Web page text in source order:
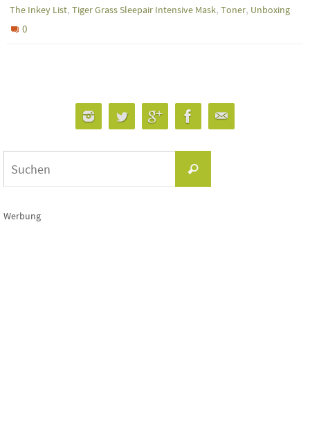
The Inkey List, Tiger Grass Sleepair Intensive Mask, Toner, Unboxing
0
Suchen
Werbung